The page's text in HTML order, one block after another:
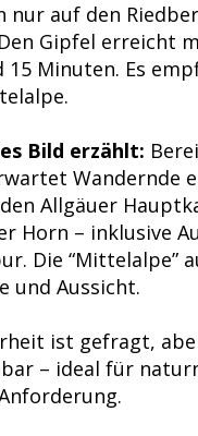
nur auf den
Gipfel erreicht
15 Minuten. Es
Bild erzählt:
Wandernde
Allgäuer
Horn – inklusive
Die “Mittelalpe”
und Aussicht.
ist gefragt,
– ideal für